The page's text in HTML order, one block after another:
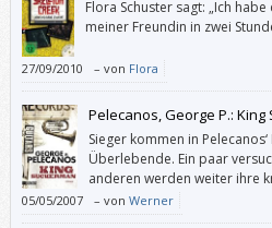
Flora Schuster sagt: „Ich
meiner Freundin in zwei
27/09/2010 – von Flora
Pelecanos, George P.: King
Sieger kommen in
Überlebende. Ein paar
anderen werden weiter ihre
Und es braucht gar keine
diese Nachahmungstäter schon längst
05/05/2007 – von Werner